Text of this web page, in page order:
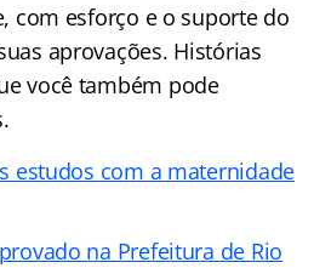
com esforço e o suporte do
aprovações. Histórias
você também pode
estudos com a maternidade
na Prefeitura de Rio